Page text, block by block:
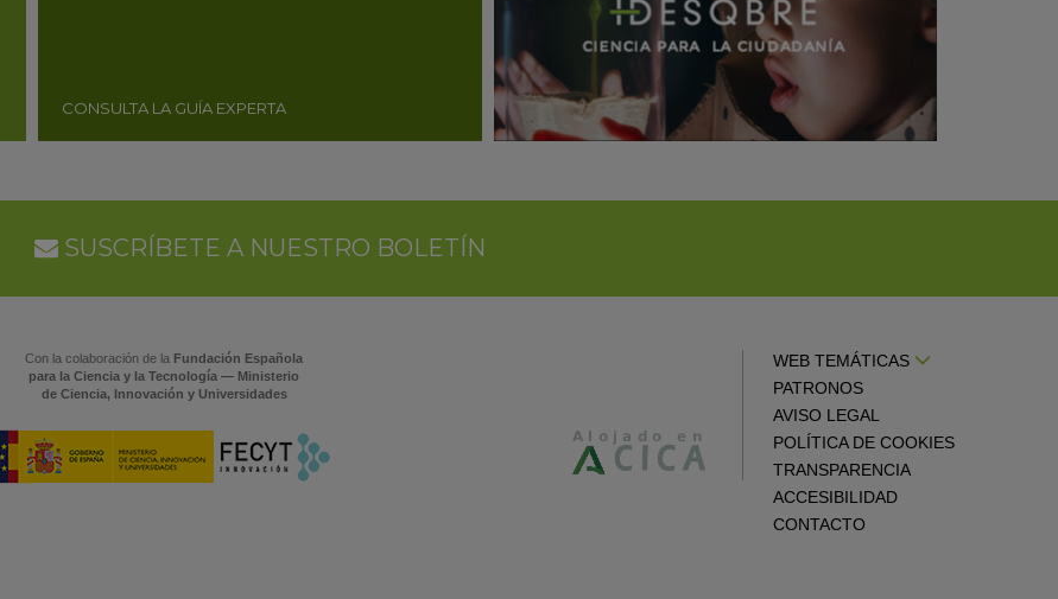
CONSULTA LA GUÍA EXPERTA
SUSCRÍBETE A NUESTRO BOLETÍN
Con la colaboración de la Fundación Española
para la Ciencia y la Tecnología — Ministerio
de Ciencia, Innovación y Universidades
WEB TEMÁTICAS
PATRONOS
AVISO LEGAL
POLÍTICA DE COOKIES
TRANSPARENCIA
ACCESIBILIDAD
CONTACTO